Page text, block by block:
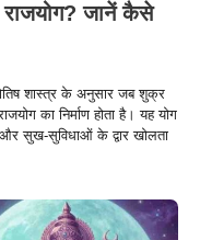
जानें कैसे
शास्त्र के अनुसार जब शुक्र
का निर्माण होता है। यह योग
और सुख-सुविधाओं के द्वार खोलता